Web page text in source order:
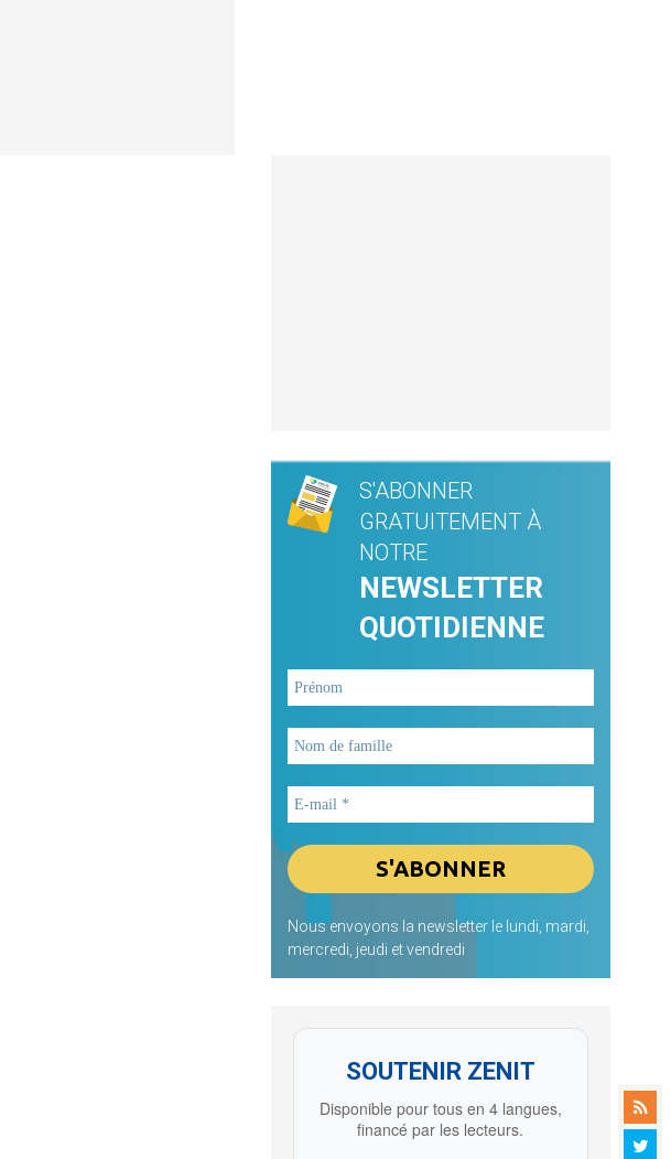
S'ABONNER
GRATUITEMENT À
NOTRE
NEWSLETTER
QUOTIDIENNE
Nous envoyons la newsletter le lundi, mardi,
mercredi, jeudi et vendredi
SOUTENIR ZENIT
Disponible pour tous en 4 langues,
financé par les lecteurs.